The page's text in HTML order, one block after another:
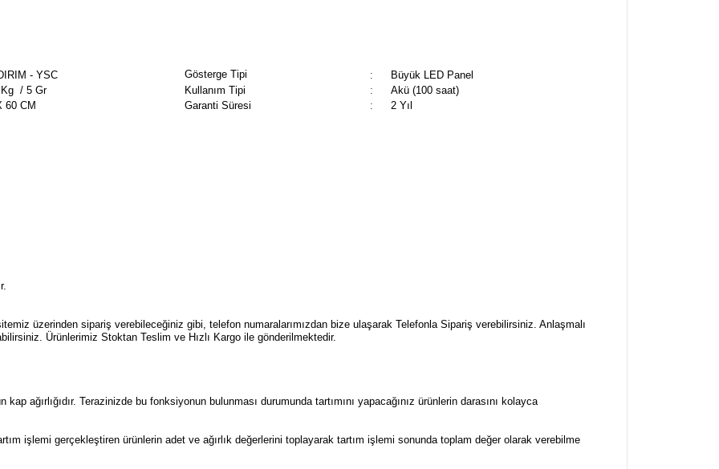
- YSC Gösterge Tipi :
Büyük LED Panel
Kg / 5 Gr Kullanım Tipi :
Akü (100 saat)
60 CM Garanti Süresi : 2 Yıl
üzerinden sipariş verebileceğiniz gibi, telefon numaralarımızdan bize ulaşarak Telefonla Sipariş verebilirsiniz. Anlaşmalı
Ürünlerimiz Stoktan Teslim ve Hızlı Kargo ile gönderilmektedir.
kap ağırlığıdır. Terazinizde bu fonksiyonun bulunması durumunda tartımını yapacağınız ürünlerin darasını kolayca
işlemi gerçekleştiren ürünlerin adet ve ağırlık değerlerini toplayarak tartım işlemi sonunda toplam değer olarak verebilme